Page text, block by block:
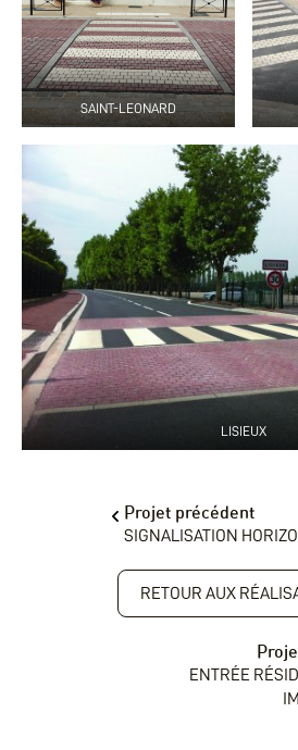
SAINT-LEONARD
LISIEUX
Projet précédent
SIGNALISATION
RETOUR AUX
ENTRÉE